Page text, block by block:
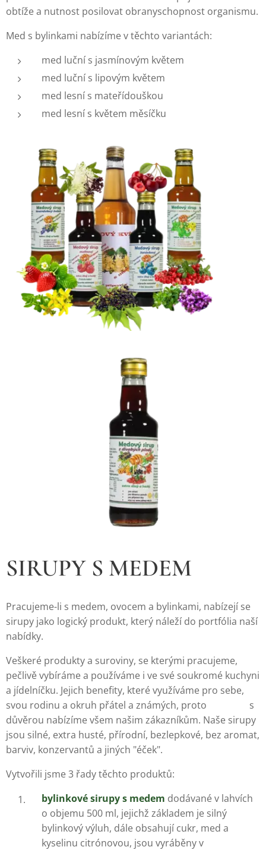
obtíže a nutnost posilovat obranyschopnost organismu.
Med s bylinkami nabízíme v těchto variantách:
med luční s jasmínovým květem
med luční s lipovým květem
med lesní s mateřídouškou
med lesní s květem měsíčku
SIRUPY S MEDEM
Pracujeme-li s medem, ovocem a bylinkami, nabízejí se
sirupy jako logický produkt, který náleží do portfólia naší
nabídky.
Veškeré produkty a suroviny, se kterými pracujeme,
pečlivě vybíráme a používáme i ve své soukromé kuchyni
a jídelníčku. Jejich benefity, které využíváme pro sebe,
svou rodinu a okruh přátel a známých, proto s
důvěrou nabízíme všem našim zákazníkům. Naše sirupy
jsou silné, extra husté, přírodní, bezlepkové, bez aromat,
barviv, konzervantů a jiných "éček".
Vytvořili jsme 3 řady těchto produktů:
bylinkové sirupy s medem dodávané v lahvích
o objemu 500 ml, jejichž základem je silný
bylinkový výluh, dále obsahují cukr, med a
kyselinu citrónovou, jsou vyráběny v